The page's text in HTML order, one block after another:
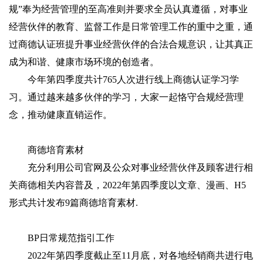
规”奉为经营管理的至高准则并要求全员认真遵循，对事业
经营伙伴的教育、监督工作是日常管理工作的重中之重，通
过商德认证班提升事业经营伙伴的合法合规意识，让其真正
成为和谐、健康市场环境的创造者。
今年第四季度共计765人次进行线上商德认证学习学
习。通过越来越多伙伴的学习，大家一起恪守合规经营理
念，推动健康直销运作。
商德培育素材
充分利用公司官网及公众对事业经营伙伴及顾客进行相
关商德相关内容普及，2022年第四季度以文章、漫画、H5
形式共计发布9篇商德培育素材.
BP日常规范指引工作
2022年第四季度截止至11月底，对各地经销商共进行电